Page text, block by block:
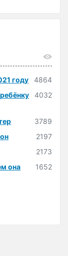
году
4864
4032
3789
2197
2173
она
1652